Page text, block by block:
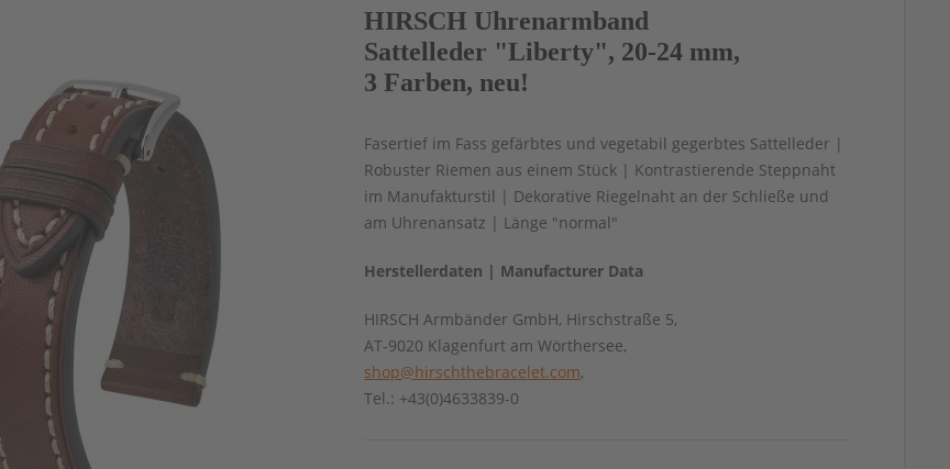
HIRSCH Uhrenarmband
Sattelleder "Liberty", 20-24 mm,
3 Farben, neu!
Fasertief im Fass gefärbtes und vegetabil gegerbtes Sattelleder |
Robuster Riemen aus einem Stück | Kontrastierende Steppnaht
im Manufakturstil | Dekorative Riegelnaht an der Schließe und
am Uhrenansatz | Länge "normal"
Herstellerdaten | Manufacturer Data
HIRSCH Armbänder GmbH, Hirschstraße 5,
AT-9020 Klagenfurt am Wörthersee,
shop@hirschthebracelet.com,
Tel.: +43(0)4633839-0